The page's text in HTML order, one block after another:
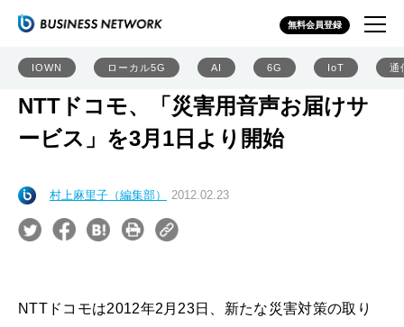
無料会員登録
IOWN ローカル5G AI 6G IoT 通
NTTドコモ、「災害用音声お届けサ
ービス」を3月1日より開始
村上麻里子（編集部） 2012.02.23
NTTドコモは2012年2月23日、新たな災害対策の取り